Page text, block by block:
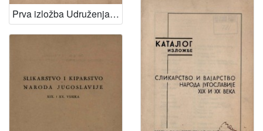
Prva izložba Udruženja likovnih umjetnika Hrvatske